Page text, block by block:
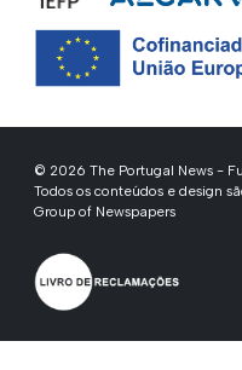
© 2026 The Portugal News -
Todos os conteúdos e design
Group of Newspapers